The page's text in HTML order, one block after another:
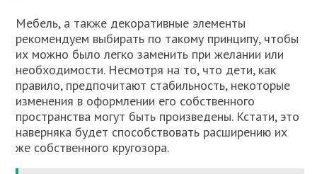
Мебель, а также декоративные элементы
рекомендуем выбирать по такому принципу, чтобы
их можно было легко заменить при желании или
необходимости. Несмотря на то, что дети, как
правило, предпочитают стабильность, некоторые
изменения в оформлении его собственного
пространства могут быть произведены. Кстати, это
наверняка будет способствовать расширению их
же собственного кругозора.